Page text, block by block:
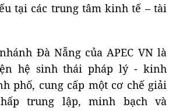
tại các trung tâm kinh tế – tài
Đà Nẵng của APEC VN là
hệ sinh thái pháp lý - kinh
phố, cung cấp một cơ chế giải
trung lập, minh bạch và